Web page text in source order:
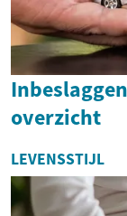
overzicht
LEVENSSTIJL